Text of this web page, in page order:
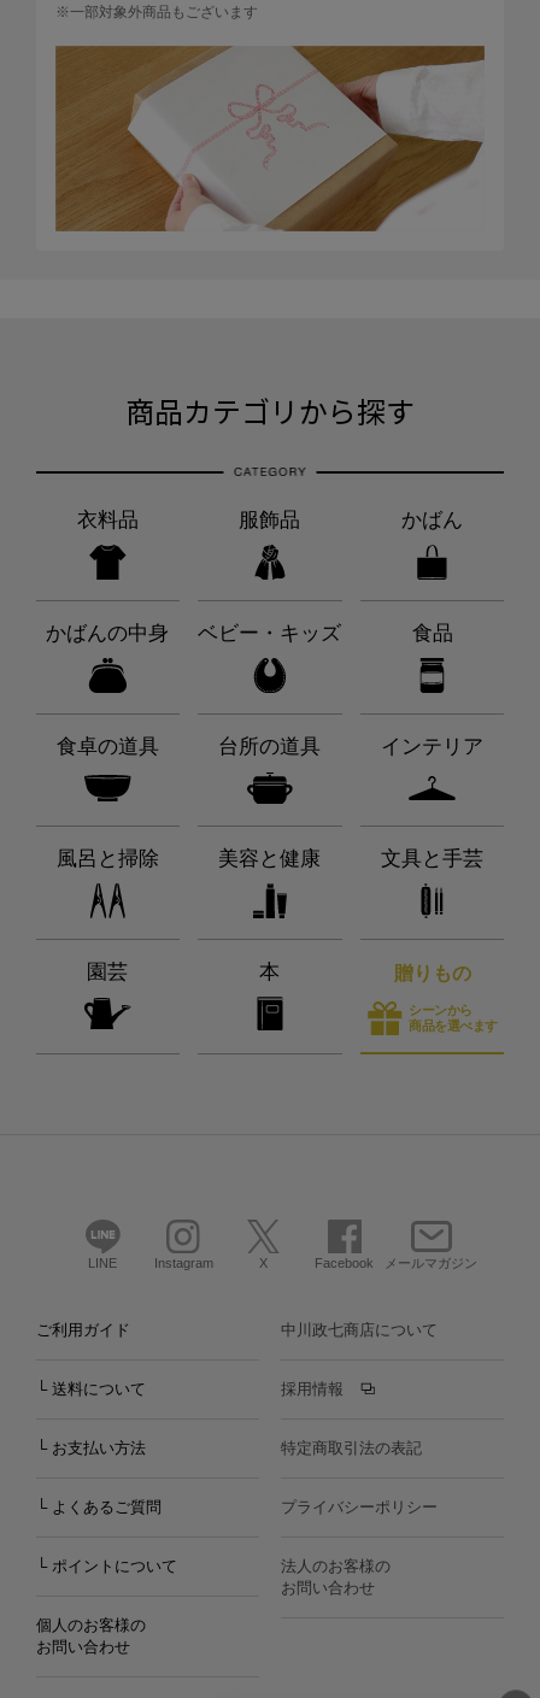
※一部対象外商品もございます
商品カテゴリから探す
衣料品 服飾品 かばん
かばんの中身 ベビー・キッズ 食品
食卓の道具 台所の道具 インテリア
風呂と掃除 美容と健康 文具と手芸
園芸 本 贈りもの
シーンから
商品を選べます
LINE Instagram X Facebook メールマガジン
ご利用ガイド
└ 送料について
└ お支払い方法
└ よくあるご質問
└ ポイントについて
個人のお客様の
お問い合わせ
中川政七商店について
採用情報
特定商取引法の表記
プライバシーポリシー
法人のお客様の
お問い合わせ